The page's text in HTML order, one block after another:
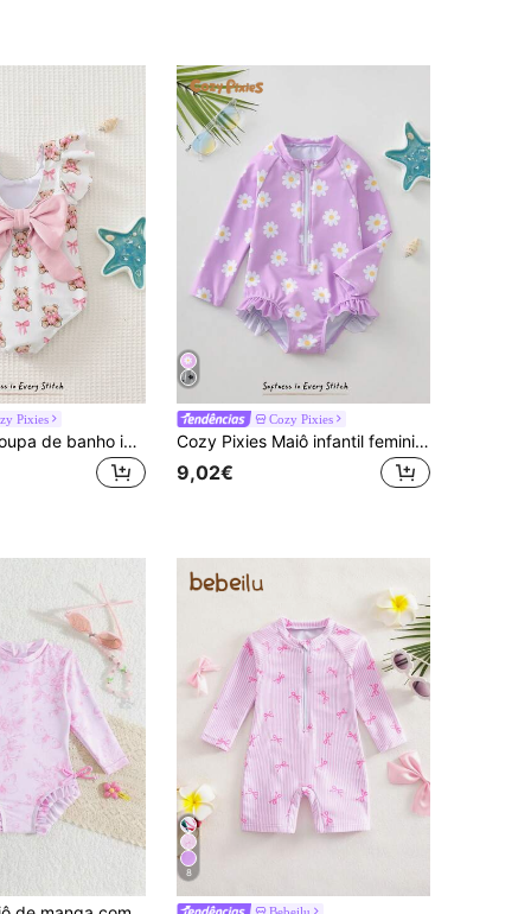
Pixies
Cozy Pixies Roupa de banho infantil para praia, casual e fofa, com estampa de laço e ursinho de desenho animado em blocos de cores.
Cozy Pixies
Cozy Pixies Maiô infantil feminino com estampa floral, manga longa e zíper, ideal para férias na praia.
9,02€
8
Bebeilu